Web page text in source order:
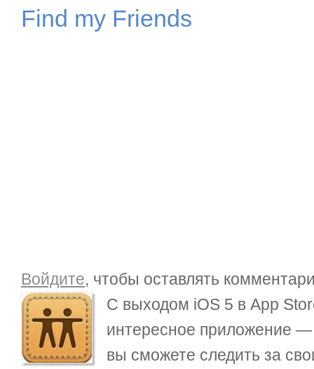
Find my Friends
Войдите, чтобы оставлять
С выходом iOS 5 в App
интересное приложение
вы сможете следить за